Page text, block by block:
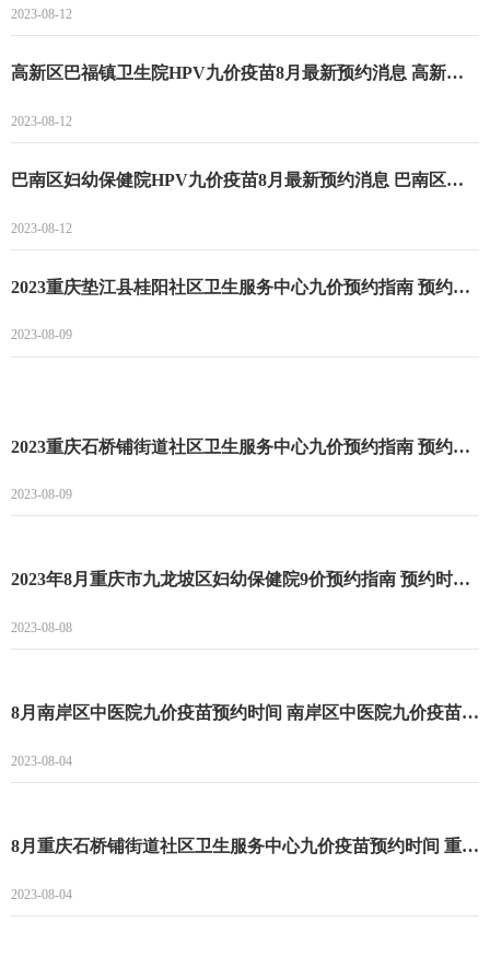
2023-08-12
高新区巴福镇卫生院HPV九价疫苗8月最新预约消息 高新区巴福镇卫生院九价预约时间和流程
2023-08-12
巴南区妇幼保健院HPV九价疫苗8月最新预约消息 巴南区妇幼保健院九价预约时间和流程
2023-08-12
2023重庆垫江县桂阳社区卫生服务中心九价预约指南 预约时间及流程一览
2023-08-09
2023重庆石桥铺街道社区卫生服务中心九价预约指南 预约时间及流程一览
2023-08-09
2023年8月重庆市九龙坡区妇幼保健院9价预约指南 预约时间及流程一览
2023-08-08
8月南岸区中医院九价疫苗预约时间 南岸区中医院九价疫苗预约最新消息
2023-08-04
8月重庆石桥铺街道社区卫生服务中心九价疫苗预约时间 重庆石桥铺街道社区卫生服务中心九价疫苗预约流程
2023-08-04